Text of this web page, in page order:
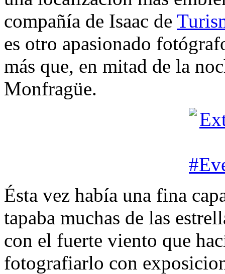
compañía de Isaac de
es otro apasionado
más que, en mitad de la
Monfragüe.
Ésta vez había una fina
tapaba muchas de las
con el fuerte viento que
fotografiarlo con